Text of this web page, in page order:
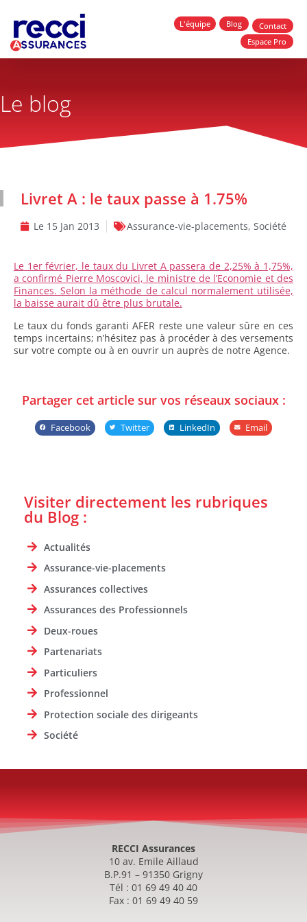
L'équipe Blog
Contact
Espace Pro
Le blog
Livret A : le taux passe à 1.75%
Le 15 Jan 2013 Assurance-vie-placements, Société
Le 1er février, le taux du Livret A passera de 2,25% à 1,75%,
a confirmé Pierre Moscovici, le ministre de l’Economie et des
Finances. Selon la méthode de calcul normalement utilisée,
la baisse aurait dû être plus brutale.
Le taux du fonds garanti AFER reste une valeur sûre en ces
temps incertains; n’hésitez pas à procéder à des versements
sur votre compte ou à en ouvrir un auprès de notre Agence.
Partager cet article sur vos réseaux sociaux :
Facebook Twitter LinkedIn Email
Visiter directement les rubriques
du Blog :
Actualités
Assurance-vie-placements
Assurances collectives
Assurances des Professionnels
Deux-roues
Partenariats
Particuliers
Professionnel
Protection sociale des dirigeants
Société
RECCI Assurances
10 av. Emile Aillaud
B.P.91 – 91350 Grigny
Tél : 01 69 49 40 40
Fax : 01 69 49 40 59